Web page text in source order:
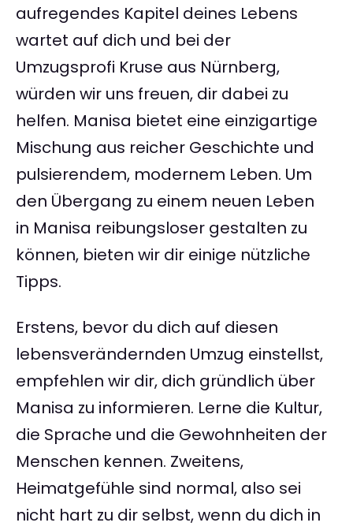
aufregendes Kapitel deines Lebens
wartet auf dich und bei der
Umzugsprofi Kruse aus Nürnberg,
würden wir uns freuen, dir dabei zu
helfen. Manisa bietet eine einzigartige
Mischung aus reicher Geschichte und
pulsierendem, modernem Leben. Um
den Übergang zu einem neuen Leben
in Manisa reibungsloser gestalten zu
können, bieten wir dir einige nützliche
Tipps.
Erstens, bevor du dich auf diesen
lebensverändernden Umzug einstellst,
empfehlen wir dir, dich gründlich über
Manisa zu informieren. Lerne die Kultur,
die Sprache und die Gewohnheiten der
Menschen kennen. Zweitens,
Heimatgefühle sind normal, also sei
nicht hart zu dir selbst, wenn du dich in